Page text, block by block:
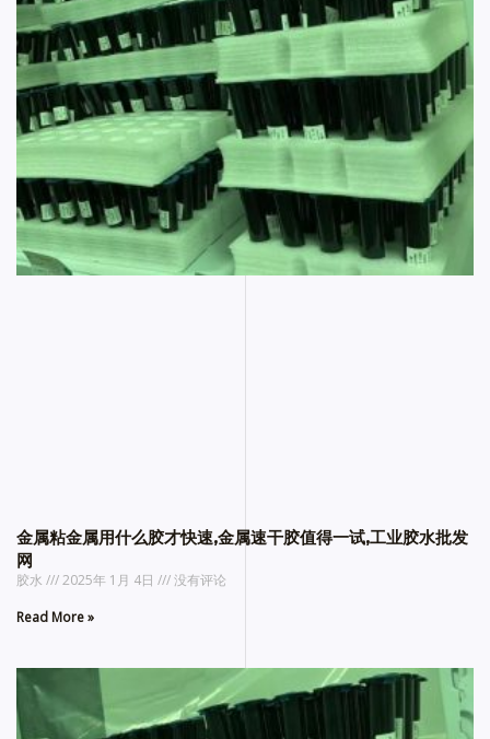
金属粘金属用什么胶才快速,金属速干胶值得一试,工业胶水批发
网
胶水 2025年 1月 4日
没有评论
Read More »